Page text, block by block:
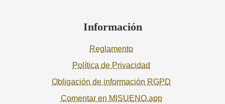
Información
Reglamento
Política de Privacidad
Obligación de información RGPD
Comentar en MISUENO.app